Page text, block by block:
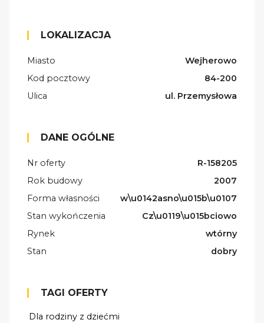
LOKALIZACJA
Miasto
Wejherowo
Kod pocztowy
84-200
Ulica
ul. Przemysłowa
DANE OGÓLNE
Nr oferty
R-158205
Rok budowy
2007
Forma własności
w\u0142asno\u015b\u0107
Stan wykończenia
Cz\u0119\u015bciowo
Rynek
wtórny
Stan
dobry
TAGI OFERTY
Dla rodziny z dziećmi